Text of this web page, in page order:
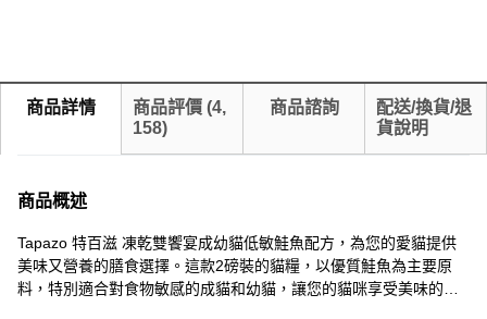
商品詳情 商品評價 (4,
158)
商品諮詢
配送/換貨/退
貨說明
商品概述
Tapazo 特百滋 凍乾雙饗宴成幼貓低敏鮭魚配方，為您的愛貓提供
美味又營養的膳食選擇。這款2磅裝的貓糧，以優質鮭魚為主要原
料，特別適合對食物敏感的成貓和幼貓，讓您的貓咪享受美味的同